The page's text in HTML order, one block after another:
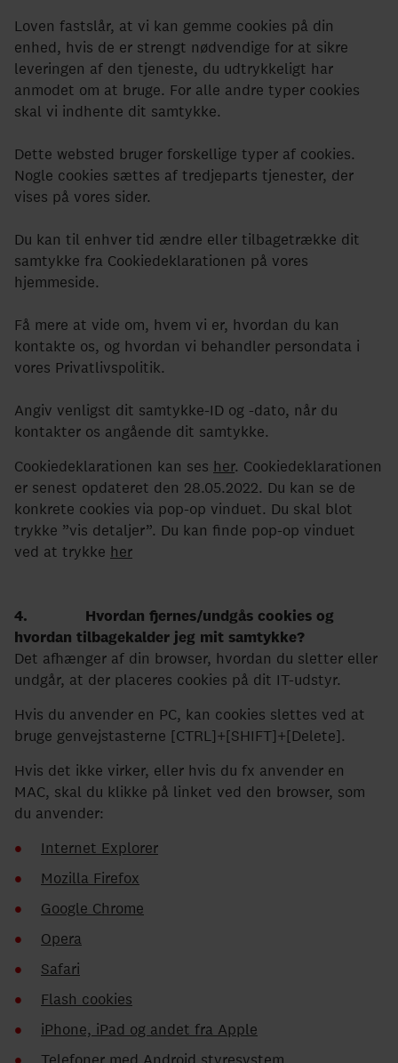
Loven fastslår, at vi kan gemme cookies på din
enhed, hvis de er strengt nødvendige for at sikre
leveringen af den tjeneste, du udtrykkeligt har
anmodet om at bruge. For alle andre typer cookies
skal vi indhente dit samtykke.
Dette websted bruger forskellige typer af cookies.
Nogle cookies sættes af tredjeparts tjenester, der
vises på vores sider.
Du kan til enhver tid ændre eller tilbagetrække dit
samtykke fra Cookiedeklarationen på vores
hjemmeside.
Få mere at vide om, hvem vi er, hvordan du kan
kontakte os, og hvordan vi behandler persondata i
vores Privatlivspolitik.
Angiv venligst dit samtykke-ID og -dato, når du
kontakter os angående dit samtykke.
Cookiedeklarationen kan ses her. Cookiedeklarationen
er senest opdateret den 28.05.2022. Du kan se de
konkrete cookies via pop-op vinduet. Du skal blot
trykke ”vis detaljer”. Du kan finde pop-op vinduet
ved at trykke her
4. Hvordan fjernes/undgås cookies og
hvordan tilbagekalder jeg mit samtykke?
Det afhænger af din browser, hvordan du sletter eller
undgår, at der placeres cookies på dit IT-udstyr.
Hvis du anvender en PC, kan cookies slettes ved at
bruge genvejstasterne [CTRL]+[SHIFT]+[Delete].
Hvis det ikke virker, eller hvis du fx anvender en
MAC, skal du klikke på linket ved den browser, som
du anvender:
Internet Explorer
Mozilla Firefox
Google Chrome
Opera
Safari
Flash cookies
iPhone, iPad og andet fra Apple